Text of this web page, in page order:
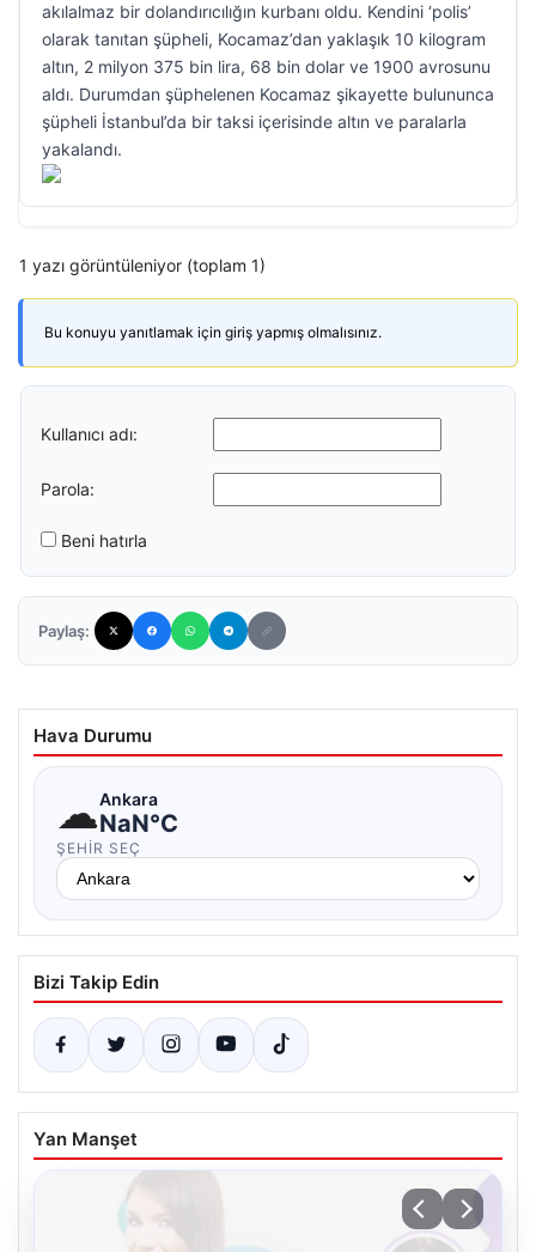
akılalmaz bir dolandırıcılığın kurbanı oldu. Kendini ‘polis’
olarak tanıtan şüpheli, Kocamaz’dan yaklaşık 10 kilogram
altın, 2 milyon 375 bin lira, 68 bin dolar ve 1900 avrosunu
aldı. Durumdan şüphelenen Kocamaz şikayette bulununca
şüpheli İstanbul’da bir taksi içerisinde altın ve paralarla
yakalandı.
1 yazı görüntüleniyor (toplam 1)
Bu konuyu yanıtlamak için giriş yapmış olmalısınız.
Kullanıcı adı:
Parola:
Beni hatırla
Paylaş:
Hava Durumu
☁Ankara
NaN°C
ŞEHIR SEÇ
Bizi Takip Edin
Yan Manşet